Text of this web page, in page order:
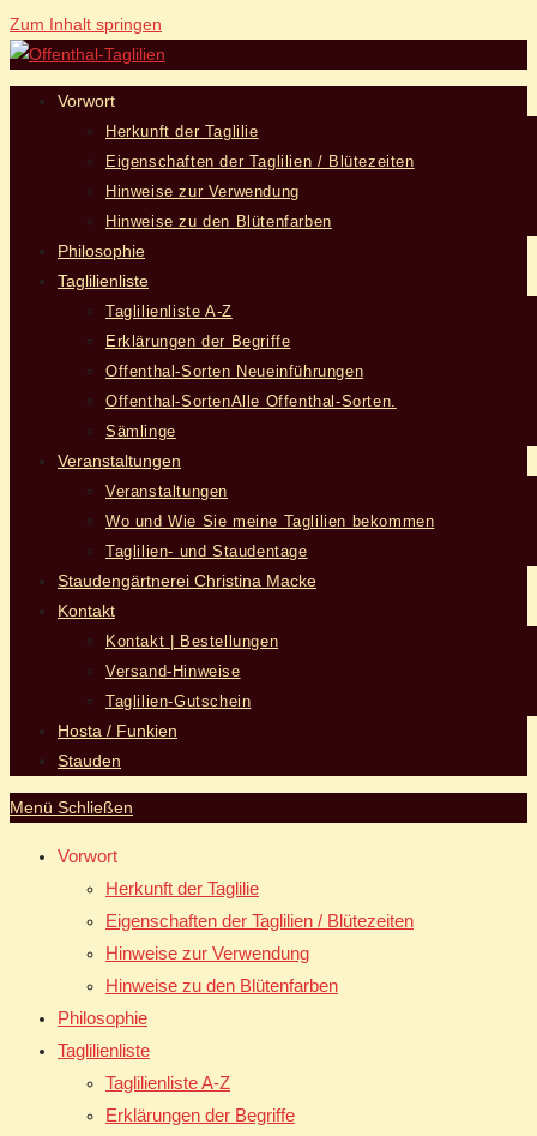
Zum Inhalt springen
Vorwort
Herkunft der Taglilie
Eigenschaften der Taglilien / Blütezeiten
Hinweise zur Verwendung
Hinweise zu den Blütenfarben
Philosophie
Taglilienliste
Taglilienliste A-Z
Erklärungen der Begriffe
Offenthal-Sorten Neueinführungen
Offenthal-SortenAlle Offenthal-Sorten.
Sämlinge
Veranstaltungen
Veranstaltungen
Wo und Wie Sie meine Taglilien bekommen
Taglilien- und Staudentage
Staudengärtnerei Christina Macke
Kontakt
Kontakt | Bestellungen
Versand-Hinweise
Taglilien-Gutschein
Hosta / Funkien
Stauden
Menü Schließen
Vorwort
Herkunft der Taglilie
Eigenschaften der Taglilien / Blütezeiten
Hinweise zur Verwendung
Hinweise zu den Blütenfarben
Philosophie
Taglilienliste
Taglilienliste A-Z
Erklärungen der Begriffe